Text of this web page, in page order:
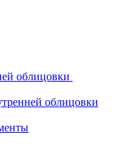
облицовки
облицовки